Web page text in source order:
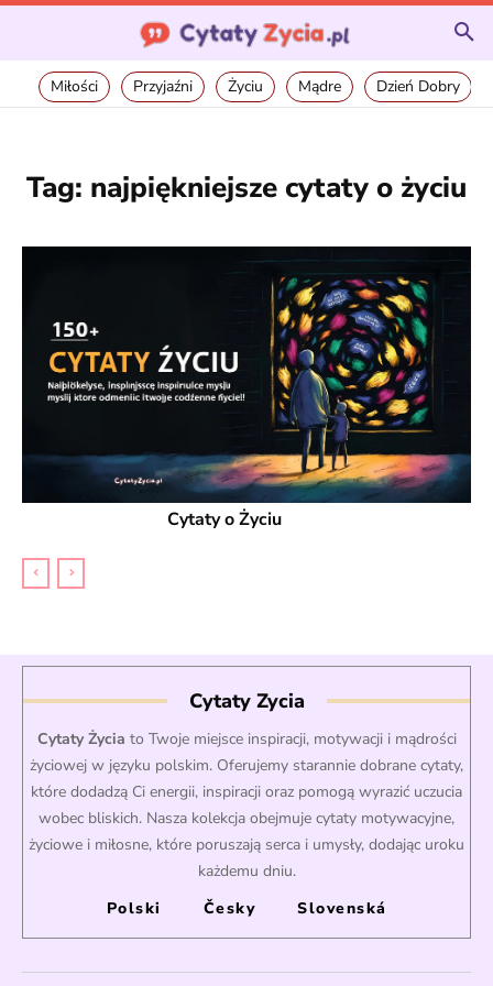
Miłości Przyjaźni Życiu Mądre Dzień Dobry
Tag: najpiękniejsze cytaty o życiu
Cytaty o Życiu
Cytaty Zycia
Cytaty Życia to Twoje miejsce inspiracji, motywacji i mądrości
życiowej w języku polskim. Oferujemy starannie dobrane cytaty,
które dodadzą Ci energii, inspiracji oraz pomogą wyrazić uczucia
wobec bliskich. Nasza kolekcja obejmuje cytaty motywacyjne,
życiowe i miłosne, które poruszają serca i umysły, dodając uroku
każdemu dniu.
Polski
Česky Slovenská